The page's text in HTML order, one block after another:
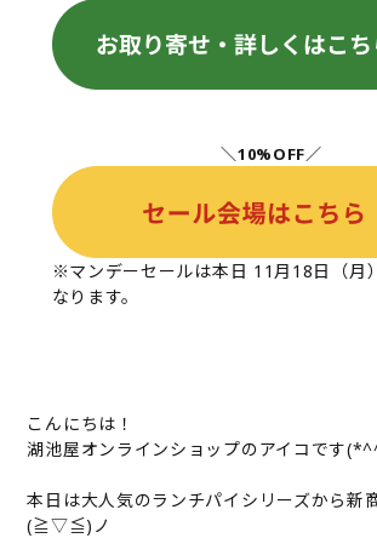
＼10%OFF／
※マンデーセールは本日 11月18日（月
なります。
こんにちは！
湖池屋オンラインショップのアイコです
本日は大人気のランチパイシリーズから新
(≧▽≦)ノ